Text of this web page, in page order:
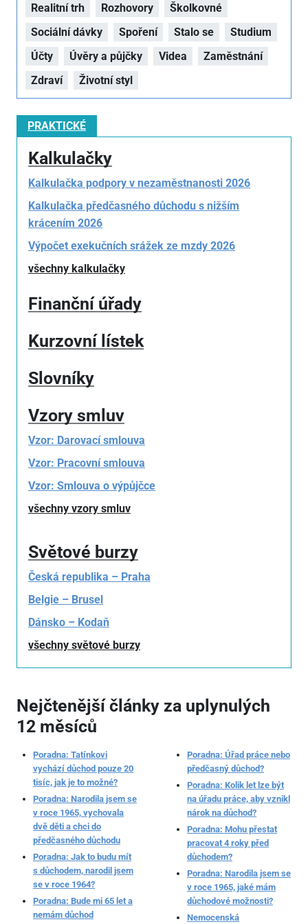
Realitní trh Rozhovory
Školkovné
Sociální dávky
Spoření Stalo se
Studium
Účty
Úvěry a půjčky Videa
Zaměstnání
Zdraví
Životní styl
PRAKTICKÉ
Kalkulačky
Kalkulačka podpory v nezaměstnanosti 2026
Kalkulačka předčasného důchodu s nižším
krácením 2026
Výpočet exekučních srážek ze mzdy 2026
všechny kalkulačky
Finanční úřady
Kurzovní lístek
Slovníky
Vzory smluv
Vzor: Darovací smlouva
Vzor: Pracovní smlouva
Vzor: Smlouva o výpůjčce
všechny vzory smluv
Světové burzy
Česká republika – Praha
Belgie – Brusel
Dánsko – Kodaň
všechny světové burzy
Nejčtenější články za uplynulých
12 měsíců
Poradna: Tatínkovi
vychází důchod pouze 20
tisíc, jak je to možné?
Poradna: Narodila jsem se
v roce 1965, vychovala
dvě děti a chci do
předčasného důchodu
Poradna: Jak to budu mít
s důchodem, narodil jsem
se v roce 1964?
Poradna: Bude mi 65 let a
nemám důchod
Poradna: Úřad práce nebo
předčasný důchod?
Poradna: Kolik let lze být
na úřadu práce, aby vznikl
nárok na důchod?
Poradna: Mohu přestat
pracovat 4 roky před
důchodem?
Poradna: Narodila jsem se
v roce 1965, jaké mám
důchodové možnosti?
Nemocenská